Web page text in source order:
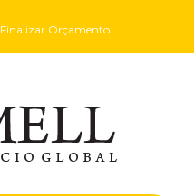
Finalizar Orçamento